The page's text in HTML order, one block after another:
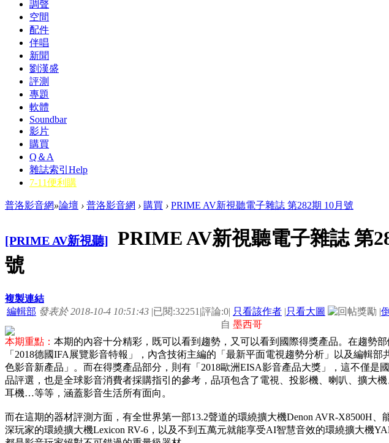
調聲
空間
配件
伴唱
新聞
劉漢盛
評測
專題
軟體
Soundbar
影片
購買
Q＆A
雜誌索引 Help
7-11便利購
普洛影音網»論壇 › 普洛影音網 › 購買 › PRIME AV新視聽電子雜誌 第282期 10月號
[PRIME AV新視聽]
PRIME AV新視聽電子雜誌 第
號
複製連結
編輯部 發表於 2018-10-4 10:51:43 |已閱:32251 |評論:0| 只看該作者 |只看大圖 |
自 墨西哥
本期重點： 本期的內容十分精彩，既可以看到趨勢，又可以看到國際得獎產品。在趨勢
「2018德國IFA展覽影音特報」，內含技術主編的「最新平面電視趨勢分析」以及編輯部
色影音新產品」。而在得獎產品部分，則有「2018歐洲EISA影音產品大獎」，這不僅是
品評選，也是全球影音消費者採購指引的參考，品項包含了電視、投影機、喇叭、擴大機
耳機…等等，涵蓋影音生活所有面向。
而在這期的器材評測方面，有全世界第一部13.2聲道的環繞擴大機Denon AVR-X8500H、
深玩家的環繞擴大機Lexicon RV-6，以及不到五萬元就能享受AI智慧音效的環繞擴大機